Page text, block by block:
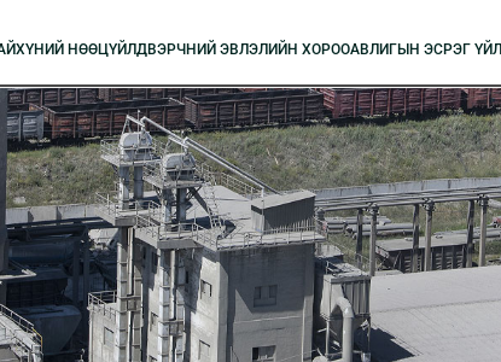
XҮНИЙ НӨӨЦҮЙЛДВЭРЧНИЙ ЭВЛЭЛИЙН XОРООАВЛИГЫН ЭСРЭГ